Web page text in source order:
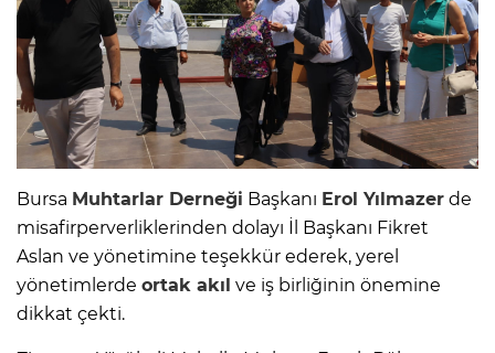
Bursa Muhtarlar Derneği Başkanı Erol Yılmazer de
misafirperverliklerinden dolayı İl Başkanı Fikret
Aslan ve yönetimine teşekkür ederek, yerel
yönetimlerde ortak akıl ve iş birliğinin önemine
dikkat çekti.